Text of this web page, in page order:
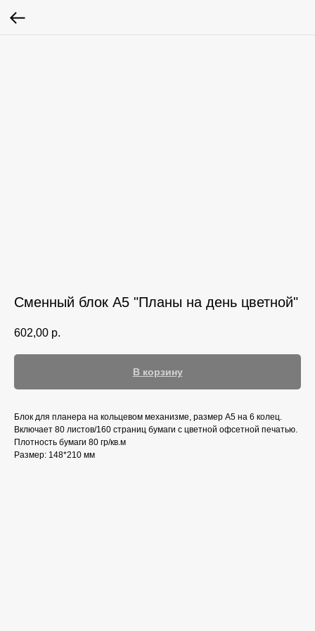
Сменный блок А5 "Планы на день цветной"
602,00 р.
В корзину
Блок для планера на кольцевом механизме, размер А5 на 6 колец.
Включает 80 листов/160 страниц бумаги с цветной офсетной печатью.
Плотность бумаги 80 гр/кв.м
Размер: 148*210 мм